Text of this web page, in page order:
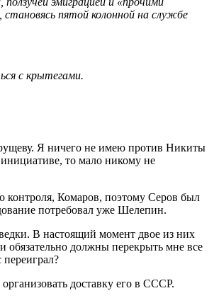
пятой колонной на службе
с крытегами.
Я ничего не имею против Никиты
то мало никому не
Комаров, поэтому Серов был
потребовал уже Шелепин.
В настоящий момент двое из них
обязательно должны перекрыть мне все
доставку его в СССР.